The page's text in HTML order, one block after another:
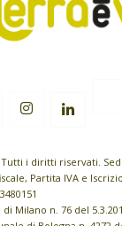
i diritti riservati.
Partita IVA e
Milano n. 76 del